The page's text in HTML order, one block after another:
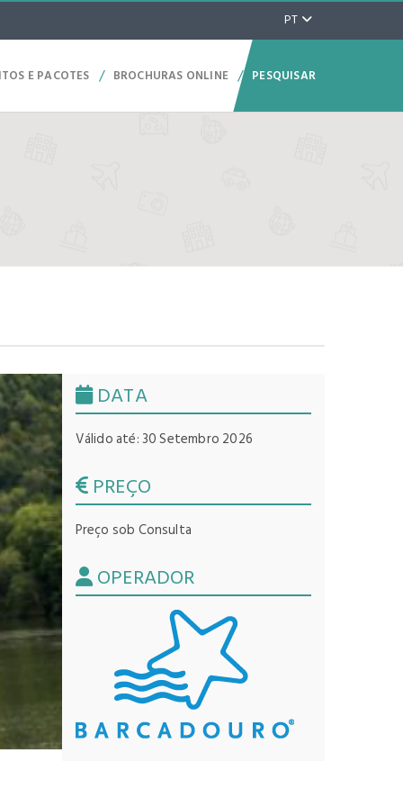
PT
E PACOTES / BROCHURAS ONLINE / PESQUISAR
DATA
Válido até: 30 Setembro 2026
PREÇO
Preço sob Consulta
OPERADOR